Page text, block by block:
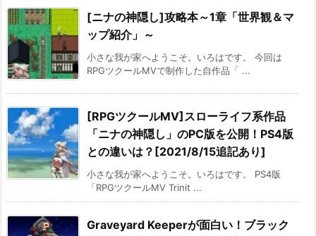
[ニナの神隠し]攻略本～1章「世界観＆マ
ップ紹介」～
小さな我が家へようこそ。いろはです。 今回は
RPGツクールMVで制作した自作品「 ...
[RPGツクールMV]スローライフ系作品
「ニナの神隠し」のPC版を公開！PS4版
との違いは？[2021/8/15追記あり]
小さな我が家へようこそ。いろはです。 PS4版
「RPGツクールMV Trinit ...
Graveyard Keeperが面白い！ブラック